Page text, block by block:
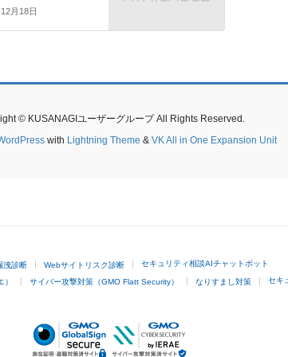
月18日
© KUSANAGIユーザーグループ All Rights Reserved.
with Lightning Theme & VK All in One Expansion Unit
洩診断 Webサイトリスク診断 セキュリティ相談AIチャットボット
サイバー攻撃対策（GMO Flatt Security） なりすまし対策 セキ